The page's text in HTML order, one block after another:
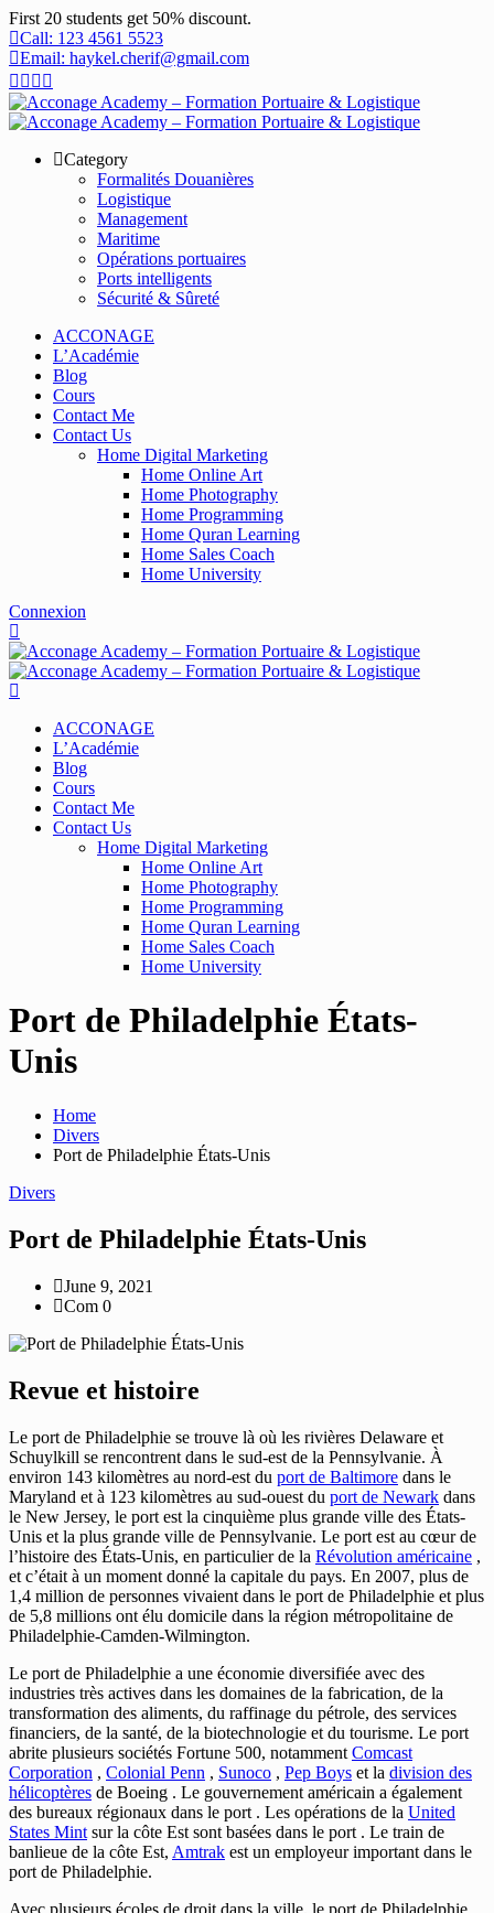
First 20 students get 50% discount.
Call: 123 4561 5523
Email: haykel.cherif@gmail.com
Category
Formalités Douanières
Logistique
Management
Maritime
Opérations portuaires
Ports intelligents
Sécurité & Sûreté
ACCONAGE
L’Académie
Blog
Cours
Contact Me
Contact Us
Home Digital Marketing
Home Online Art
Home Photography
Home Programming
Home Quran Learning
Home Sales Coach
Home University
Connexion
ACCONAGE
L’Académie
Blog
Cours
Contact Me
Contact Us
Home Digital Marketing
Home Online Art
Home Photography
Home Programming
Home Quran Learning
Home Sales Coach
Home University
Port de Philadelphie États-
Unis
Home
Divers
Port de Philadelphie États-Unis
Divers
Port de Philadelphie États-Unis
June 9, 2021
Com 0
Revue et histoire
Le port de Philadelphie se trouve là où les rivières Delaware et
Schuylkill se rencontrent dans le sud-est de la Pennsylvanie. À
environ 143 kilomètres au nord-est du port de Baltimore dans le
Maryland et à 123 kilomètres au sud-ouest du port de Newark dans
le New Jersey, le port est la cinquième plus grande ville des États-
Unis et la plus grande ville de Pennsylvanie. Le port est au cœur de
l’histoire des États-Unis, en particulier de la Révolution américaine ,
et c’était à un moment donné la capitale du pays. En 2007, plus de
1,4 million de personnes vivaient dans le port de Philadelphie et plus
de 5,8 millions ont élu domicile dans la région métropolitaine de
Philadelphie-Camden-Wilmington.
Le port de Philadelphie a une économie diversifiée avec des
industries très actives dans les domaines de la fabrication, de la
transformation des aliments, du raffinage du pétrole, des services
financiers, de la santé, de la biotechnologie et du tourisme. Le port
abrite plusieurs sociétés Fortune 500, notamment Comcast
Corporation , Colonial Penn , Sunoco , Pep Boys et la division des
hélicoptères de Boeing . Le gouvernement américain a également
des bureaux régionaux dans le port . Les opérations de la United
States Mint sur la côte Est sont basées dans le port . Le train de
banlieue de la côte Est, Amtrak est un employeur important dans le
port de Philadelphie.
Avec plusieurs écoles de droit dans la ville, le port de Philadelphie